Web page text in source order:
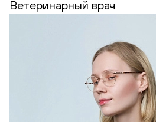
Ветеринарный врач